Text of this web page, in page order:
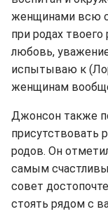
женщинами всю
при родах
любовь,
испытываю к
женщинам
Джонсон также
присутствовать
родов. Он
самым
совет
стоять рядом с